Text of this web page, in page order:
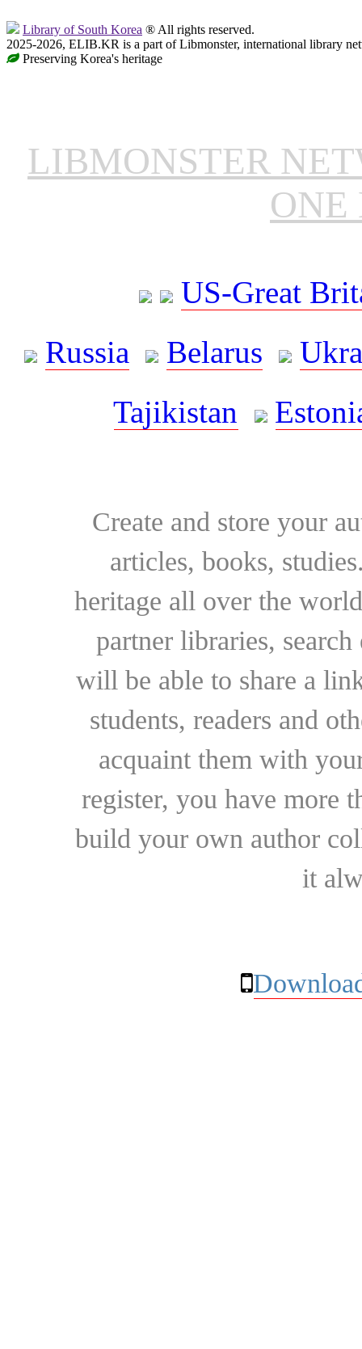
Library of South Korea ® All rights reserved.
2025-2026, ELIB.KR is a part of Libmonster, international library
Preserving Korea's heritage
LIBMONSTER
ONE
US-Great
Russia
Belarus
Tajikistan
Create and store your
articles, books,
heritage all over the
partner libraries,
will be able to share a
students, readers and
acquaint them with
register, you have more
build your own author
it